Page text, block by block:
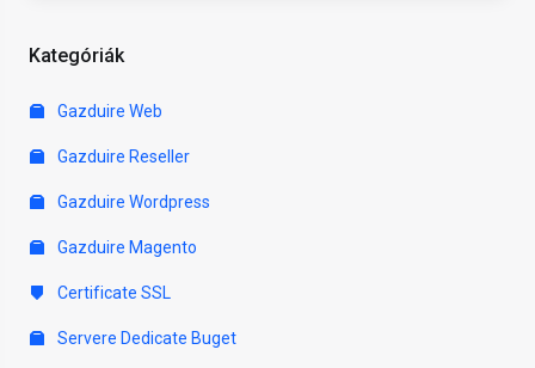
Kategóriák
Gazduire Web
Gazduire Reseller
Gazduire Wordpress
Gazduire Magento
Certificate SSL
Servere Dedicate Buget